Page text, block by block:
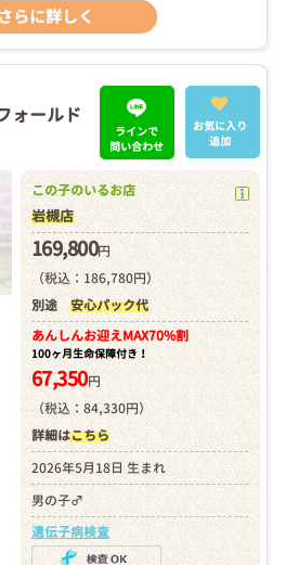
さらに詳しく
ォールド
ラインで
問い合わせ
お気に入り
追加
この子のいるお店
岩槻店
169,800円
（税込：186,780円）
別途 安心パック代
あんしんお迎えMAX70%割
100ヶ月生命保障付き！
67,350円
（税込：84,330円）
詳細はこちら
2026年5月18日 生まれ
男の子♂
遺伝子病検査